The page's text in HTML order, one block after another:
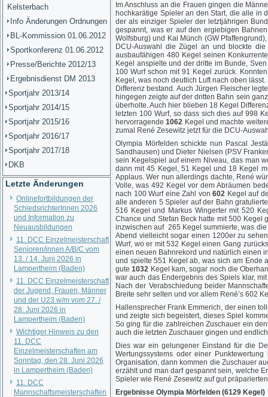
Kelsterbach
Info Änderungen Ordnungen
BL-Kommission 01.06.2012
Sportkonferenz 01.06.2012
Presse/Berichte 2012/13
Ergebnisdienst DM 2013
Sportjahr 2013/14
Sportjahr 2014/15
Sportjahr 2015/16
Sportjahr 2016/17
Sportjahr 2017/18
DKB
Letzte Änderungen
Onlinefortbildungen der
SchiedsrichterInnen 2026
und Information zu
Neuausbildungen
11. DCC Einzelmeisterschaft
Senioren/innen A/B/C vom
13. / 14. Juni 2026 in
Lampertheim (Baden)
11. DCC Einzelmeisterschaft
der Jugend, Frauen, Männer
und der U23 w/m vom 27. /
28. Juni 2026 in
Lampertheim (Baden)
Wichtiger Hinweis zu den
11. DCC
Einzelmeisterschaften am
Sonntag, den 28. Juni 2026
in Lampertheim (Baden)
11. DCC
Mannschaftsmeisterschaften
Im Anschluss an die Frauen gingen die
hochkarätige Spieler an den Start, die alle in
der als einziger Spieler der letztjährigen
gespannt, was er auf den ergiebigen
Wolfsburg) und Kai Münch (GW
DCU-Auswahl die Zügel an und blockte
ausbaufähigen 480 Kegel seinen
Kegel anspielte und der dritte im Bunde,
100 Wurf schon mit 91 Kegel zurück.
Kegel, was noch deutlich Luft nach oben
Differenz bestand. Auch Jürgen Fleischer
hingegen zeigte auf der dritten Bahn sein
überholte. Auch hier blieben 18 Kegel
letzten 100 Wurf, so dass sich dies auf 998
hervorragende1062 Kegel und machte
zumal René Zesewitz jetzt für die DCU-
Olympia Mörfelden schickte nun Pascal
Sandhausen) und Dieter Nielsen (PSV
sein Kegelspiel auf einem Niveau, das man
dann mit 45 Kegel, 51 Kegel und 18 Kegel
Applaus. Wer nun allerdings dachte, René
Volle, was 492 Kegel vor dem Abräumen
nach 100 Wurf eine Zahl von 602 Kegel auf
alle anderen 5 Spieler auf der Bahn
516 Kegel und Markus Wingerter mit 520
Chance und Stefan Beck hatte mit 500 Kegel
inzwischen auf 265 Kegel summierte, was
Abend vielleicht sogar einen 1200er zu
Wurf, wo er mit 532 Kegel einen Gang
einen neuen Bahnrekord und natürlich einen
und spielte 551 Kegel ab, was sich am Ende
gute1032 Kegel kam, sogar noch die
war auch das Endergebnis des Spiels klar,
Nach der Verabschiedung beider
Breite sehr selten und vor allem René’s 602
Hallensprecher Frank Emmerich, der einen
und zeigte sich begeistert, dieses Spiel
So ging für die zahlreichen Zuschauer ein
auch die letzten Zuschauer gingen und
Dies war ein gelungener Einstand für die
Wertungssystems oder einer
Organisation, dann kommen die Zuschauer
erzählt und man darf gespannt sein, welche
Spieler wie René Zesewitz auf gut
Ergebnisse Olympia Mörfelden (6129 Kegel)